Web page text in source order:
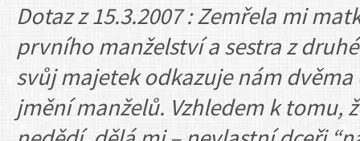
Dotaz z 15.3.2007 : Zemřela mi
prvního manželství a sestra z
svůj majetek odkazuje nám
jmění manželů. Vzhledem k tomu,